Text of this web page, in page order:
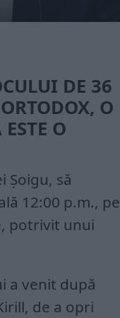
DE 36
O
O
Șoigu, să
12:00 p.m., pe
potrivit unui
a venit după
de a opri